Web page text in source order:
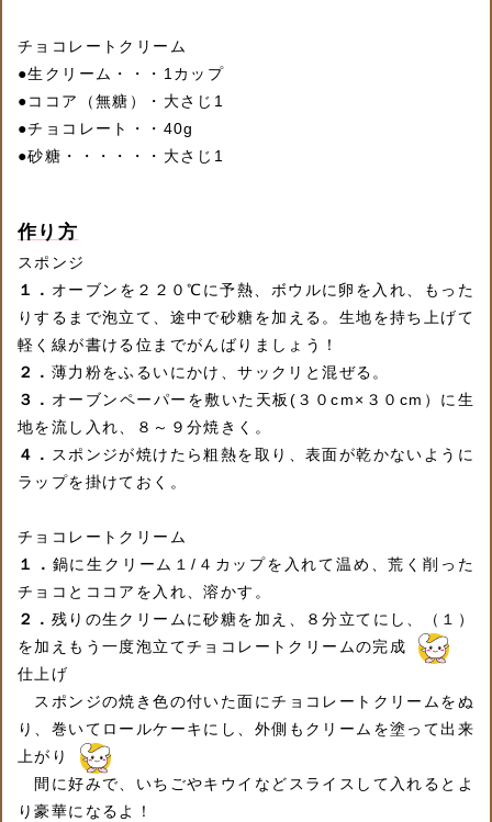
チョコレートクリーム
●生クリーム・・・1カップ
●ココア（無糖）・大さじ1
●チョコレート・・40g
●砂糖・・・・・・大さじ1
作り方
スポンジ
１． オーブンを２２０℃に予熱、ボウルに卵を入れ、もった
りするまで泡立て、途中で砂糖を加える。生地を持ち上げて
軽く線が書ける位までがんばりましょう！
２． 薄力粉をふるいにかけ、サックリと混ぜる。
３． オーブンペーパーを敷いた天板(３０cm×３０cm）に生
地を流し入れ、８～９分焼きく。
４． スポンジが焼けたら粗熱を取り、表面が乾かないように
ラップを掛けておく。
チョコレートクリーム
１． 鍋に生クリーム１/４カップを入れて温め、荒く削った
チョコとココアを入れ、溶かす。
２． 残りの生クリームに砂糖を加え、８分立てにし、（１）
を加えもう一度泡立てチョコレートクリームの完成
仕上げ
スポンジの焼き色の付いた面にチョコレートクリームをぬ
り、巻いてロールケーキにし、外側もクリームを塗って出来
上がり
間に好みで、いちごやキウイなどスライスして入れるとよ
り豪華になるよ！